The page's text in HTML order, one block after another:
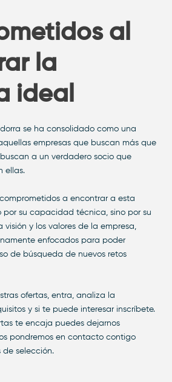
al
la
ideal
se ha consolidado como una
empresas que buscan más que
a un verdadero socio que
ellas.
a encontrar a esta
por su capacidad técnica, sino por su
y los valores de la empresa,
enfocados para poder
de búsqueda de nuevos retos
ofertas, entra, analiza la
y si te puede interesar inscríbete.
te encaja puedes dejarnos
pondremos en contacto contigo
de selección.